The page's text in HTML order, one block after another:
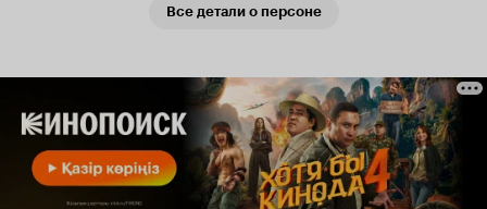
Все детали о персоне